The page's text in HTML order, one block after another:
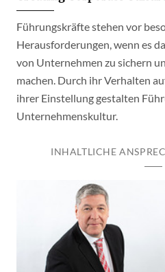
Führungskräfte stehen vor
Herausforderungen, wenn es
von Unternehmen zu sichern
machen. Durch ihr Verhalten
ihrer Einstellung gestalten
Unternehmenskultur.
INHALTLICHE